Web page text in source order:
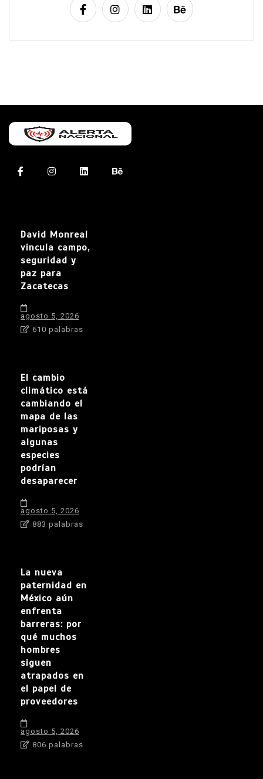
David Monreal
vincula campo,
seguridad y
paz para
Zacatecas
agosto 5, 2026
610 palabras
El cambio
climático está
cambiando el
mapa de las
mariposas y
algunas
especies
podrían
desaparecer
agosto 5, 2026
883 palabras
La nueva
paternidad en
México aún
enfrenta
barreras: por
qué muchos
hombres
siguen
atrapados en
el papel de
proveedores
agosto 5, 2026
806 palabras